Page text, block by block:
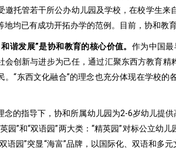
邀托管若干所公办幼儿园及学校，在校学生
地均已有成功开拓办学的范例。目前，协和教
谐发展”是协和教育的核心价值。 作为中国
会创新与进步为己任，通过汇聚东西方教育
。“东西文化融合”的理念也充分体现在学校
念的指导下，协和所属幼儿园为2-6岁幼儿提
园”和“双语园”两大类：“精英园”对标公立
语园”突显“海富”品牌，以国际化、双语和多